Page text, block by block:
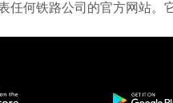
何铁路公司的官方网站。